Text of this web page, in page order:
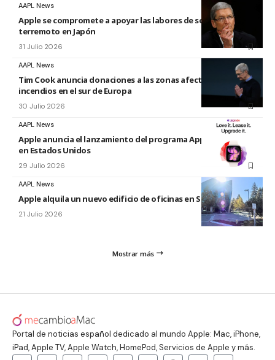
AAPL News
Apple se compromete a apoyar las labores de socorro tras el
terremoto en Japón
31 Julio 2026
AAPL News
Tim Cook anuncia donaciones a las zonas afectadas por los
incendios en el sur de Europa
30 Julio 2026
AAPL News
Apple anuncia el lanzamiento del programa Apple Upgrade
en Estados Unidos
29 Julio 2026
AAPL News
Apple alquila un nuevo edificio de oficinas en Sunnyvale
21 Julio 2026
Mostrar más
Portal de noticias español dedicado al mundo Apple: Mac, iPhone,
iPad, Apple TV, Apple Watch, HomePod, Servicios de Apple y más.